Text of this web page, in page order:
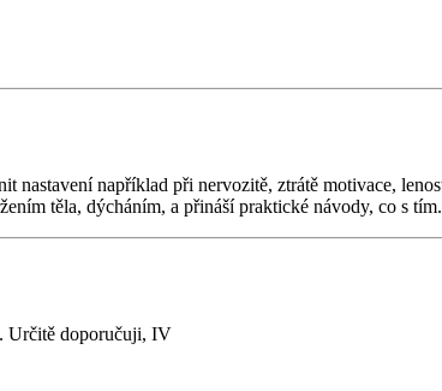
například při nervozitě, ztrátě motivace,
těla, dýcháním, a přináší praktické návody, co s
Určitě doporučuji, IV